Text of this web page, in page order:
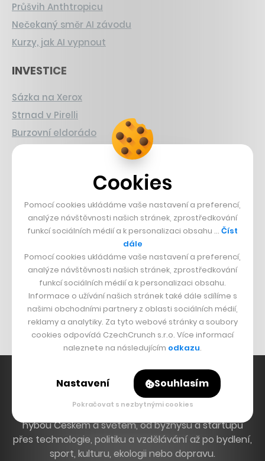
Průšvih Anthtropicu
Nečekaný směr AI závodu
Kurzy, jak AI vypnout
INVESTICE
Sázka na Xerox
Strnad v Pirelli
Burzovní eldorádo
Boční projekt, co se zvrtnul
Francouzský šéfkuchař na Šumavě
Dva golfisti, co pečou
DESIGN
Bomma není tichá
Originální hodinky
Nábytek z betonu
Hlavní zdroj inspirace. Věnujeme se tématům, která
hýbou Českem a světem, od byznysu a startupů
přes technologie, politiku a vzdělávání až po bydlení,
sport, kulturu, ekologii nebo dopravu.
Cookies
Pomocí cookies ukládáme vaše nastavení a preferencí,
analýze návštěvnosti našich stránek, zprostředkování
funkcí sociálních médií a k personalizaci obsahu … Číst
dále
Pomocí cookies ukládáme vaše nastavení a preferencí,
analýze návštěvnosti našich stránek, zprostředkování
funkcí sociálních médií a k personalizaci obsahu.
Informace o užívání našich stránek také dále sdílíme s
našimi obchodními partnery z oblasti sociálních médií,
reklamy a analytiky. Za tyto webové stránky a soubory
cookies odpovídá CzechCrunch s.r.o. Více informací
naleznete na následujícím odkazu.
Nastavení Souhlasím
Pokračovat s nezbytnými cookies